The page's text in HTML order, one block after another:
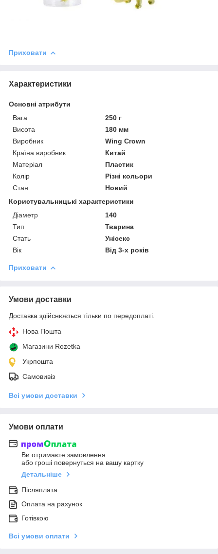
Приховати
Характеристики
Основні атрибути
Вага
250 г
Висота
180 мм
Виробник
Wing Crown
Країна виробник
Китай
Матеріал
Пластик
Колір
Різні кольори
Стан
Новий
Користувальницькі характеристики
Діаметр
140
Тип
Тварина
Стать
Унісекс
Вік
Від 3-х років
Приховати
Умови доставки
Доставка здійснюється тільки по передоплаті.
Нова Пошта
Магазини Rozetka
Укрпошта
Самовивіз
Всі умови доставки
Умови оплати
Ви отримаєте замовлення
або гроші повернуться на вашу картку
Детальніше
Післяплата
Оплата на рахунок
Готівкою
Всі умови оплати